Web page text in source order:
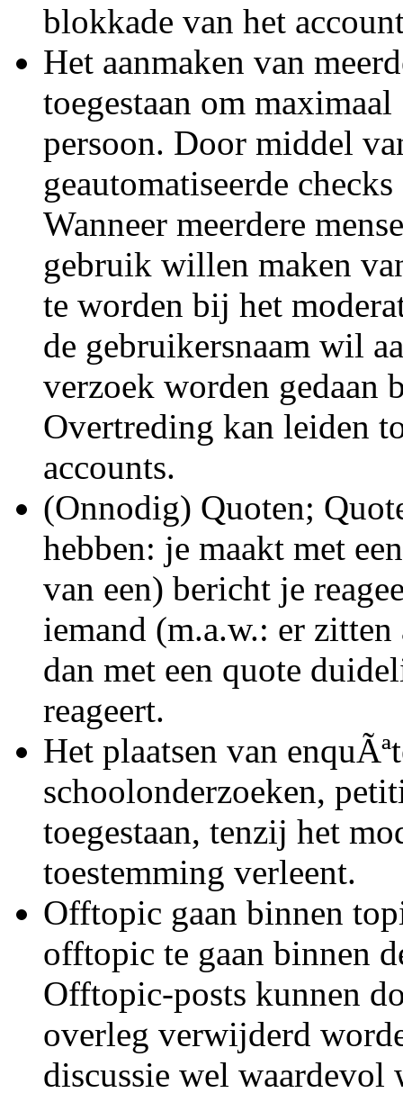
blokkade van het
Het aanmaken van
toegestaan om
persoon. Door middel
geautomatiseerde
Wanneer meerdere
gebruik willen maken
te worden bij het
de gebruikersnaam wil
verzoek worden gedaan
Overtreding kan leiden
accounts.
(Onnodig) Quoten;
hebben: je maakt met
van een) bericht je
iemand (m.a.w.: er zitten
dan met een quote
reageert.
Het plaatsen van
schoolonderzoeken,
toegestaan, tenzij het
toestemming verleent.
Offtopic gaan binnen
offtopic te gaan binnen
Offtopic-posts kunnen
overleg verwijderd
discussie wel waardevol